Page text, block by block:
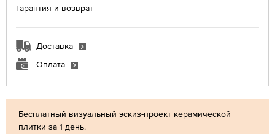
Бесплатный визуальный эскиз-проект керамической
плитки за 1 день.
Гарантия и возврат
Доставка
Оплата